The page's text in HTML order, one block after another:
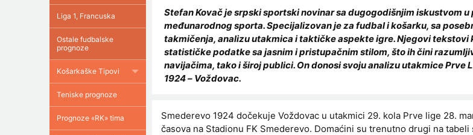
Stefan Kovač je srpski sportski novinar sa dugogodišnjim iskustvom
međunarodnog sporta. Specijalizovan je za fudbal i košarku, sa
takmičenja, analizu utakmica i taktičke aspekte igre. Njegovi tekstovi
statističke podatke sa jasnim i pristupačnim stilom, što ih čini
navijačima, tako i široj publici. On donosi svoju analizu utakmice Prve
1924 – Voždovac.
Smederevo 1924 dočekuje Voždovac u utakmici 29. kola Prve lige 28.
časova na Stadionu FK Smederevo. Domaćini su trenutno drugi na
Liga 1, Francuska
Ostale fudbalske
prognoze
Košarkaške Tipovi
Teniske prognoze
Prognoze «RK» tima